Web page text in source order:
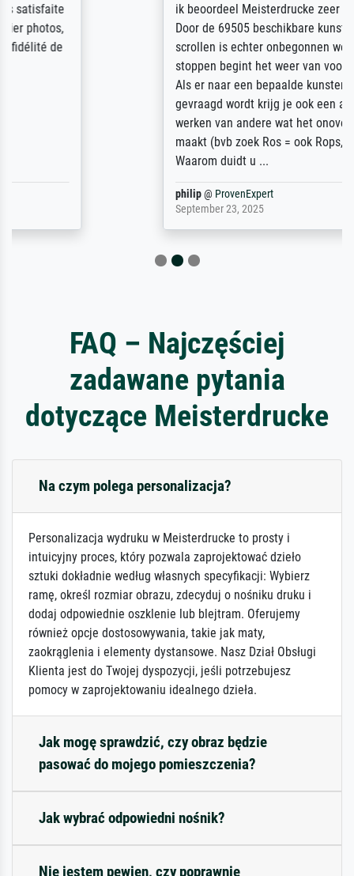
ik beoordeel Meisterdrucke zeer positief.
Door de 69505 beschikbare kunstenaars
scrollen is echter onbegonnen werk (na
stoppen begint het weer van voor af aan).
Als er naar een bepaalde kunstenaar
gevraagd wordt krijg je ook een aantal
werken van andere wat het onoverzichtelijk
maakt (bvb zoek Ros = ook Rops, Rose etc).
FAQ – Najczęściej
zadawane pytania
dotyczące Meisterdrucke
Na czym polega personalizacja?
Personalizacja wydruku w Meisterdrucke to prosty i
intuicyjny proces, który pozwala zaprojektować dzieło
sztuki dokładnie według własnych specyfikacji: Wybierz
ramę, określ rozmiar obrazu, zdecyduj o nośniku druku i
dodaj odpowiednie oszklenie lub blejtram. Oferujemy
również opcje dostosowywania, takie jak maty,
zaokrąglenia i elementy dystansowe. Nasz Dział Obsługi
Klienta jest do Twojej dyspozycji, jeśli potrzebujesz
pomocy w zaprojektowaniu idealnego dzieła.
Jak mogę sprawdzić, czy obraz będzie
pasować do mojego pomieszczenia?
Jak wybrać odpowiedni nośnik?
Nie jestem pewien, czy poprawnie